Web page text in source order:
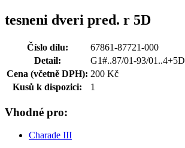
tesneni dveri pred. r 5D
Číslo dílu:
67861-87721-000
Detail:
G1#..87/01-93/01..4+5D
Cena (včetně DPH): 200 Kč
Kusů k dispozici:
1
Vhodné pro:
Charade III